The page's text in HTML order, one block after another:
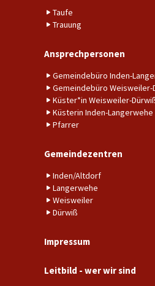
Taufe
Trauung
Ansprechpersonen
Gemeindebüro Inden-
Gemeindebüro Weisweiler-
Küster*in Weisweiler-
Küsterin Inden-Langerwehe
Pfarrer
Gemeindezentren
Inden/Altdorf
Langerwehe
Weisweiler
Dürwiß
Impressum
Leitbild - wer wir sind